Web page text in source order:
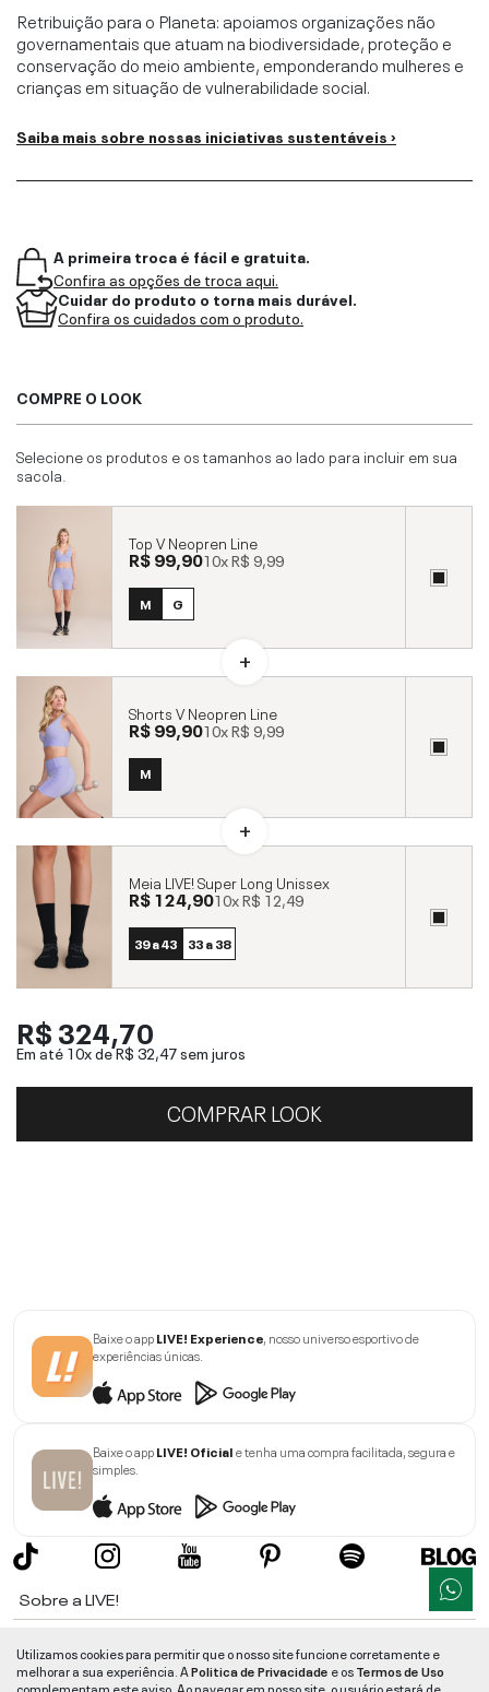
Retribuição para o Planeta: apoiamos organizações não
governamentais que atuam na biodiversidade, proteção e
conservação do meio ambiente, emponderando mulheres e
crianças em situação de vulnerabilidade social.
Saiba mais sobre nossas iniciativas sustentáveis ›
A primeira troca é fácil e gratuita.
Confira as opções de troca aqui.
Cuidar do produto o torna mais durável.
Confira os cuidados com o produto.
COMPRE O LOOK
Selecione os produtos e os tamanhos ao lado para incluir em sua
sacola.
Top V Neopren Line
R$ 99,9010xR$ 9,99
M G
Shorts V Neopren Line
R$ 99,9010xR$ 9,99
M
Meia LIVE! Super Long Unissex
R$ 124,9010xR$ 12,49
39 a 43 33 a 38
R$ 324,70
Em até 10x deR$ 32,47sem juros
COMPRAR LOOK
Baixe o appLIVE! Experience, nosso universo esportivo de
experiências únicas.
Baixe o appLIVE! Oficiale tenha uma compra facilitada, segura e
simples.
Sobre a LIVE!
Informações
Utilizamos cookies para permitir que o nosso site funcione corretamente e
melhorar a sua experiência. APolitica de Privacidade e osTermos de Uso
complementam este aviso. Ao navegar em nosso site, o usuário estará de